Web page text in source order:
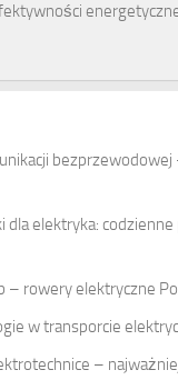
bezprzewodowej
dla elektryka:
– rowery elektryczne
w transporcie
–